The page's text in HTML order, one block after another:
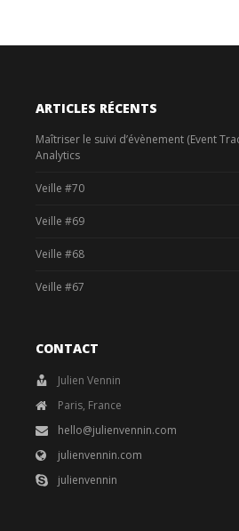
ARTICLES RÉCENTS
Maîtriser le suivi d’évènement (Event
Analytics
Veille #70
Veille #69
Veille #68
Veille #67
CONTACT
Julien Vennin
Paris, France
hello@julienvennin.com
julienvennin.com
julienvennin